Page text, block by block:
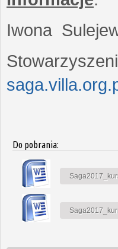
Iwona
Do pobrania: